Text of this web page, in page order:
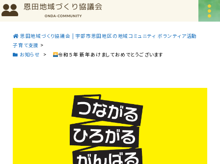
恩田地域づくり協議会 | 宇部市恩田地区の地域コミュニティ ボランティア活動
子育て支援 >
お知らせ
> 令和５年 新年あけましておめでとうございます